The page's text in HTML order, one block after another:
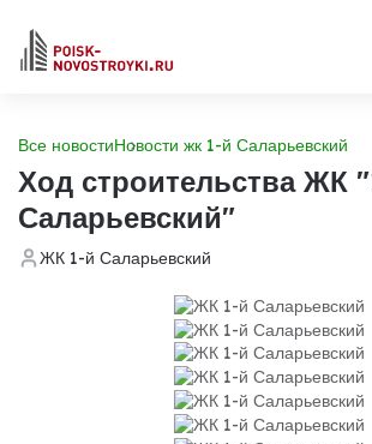
Все новостиНовости жк 1-й Саларьевский
Ход строительства ЖК
Саларьевский"
ЖК 1-й Саларьевский